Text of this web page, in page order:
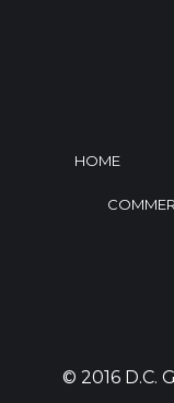
HOME
© 2016 D.C.